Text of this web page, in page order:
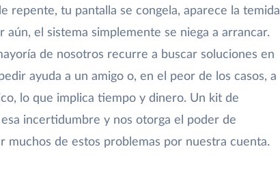
repente, tu pantalla se congela, aparece la temida
aún, el sistema simplemente se niega a arrancar.
de nosotros recurre a buscar soluciones en
ayuda a un amigo o, en el peor de los casos, a
lo que implica tiempo y dinero. Un kit de
incertidumbre y nos otorga el poder de
muchos de estos problemas por nuestra cuenta.